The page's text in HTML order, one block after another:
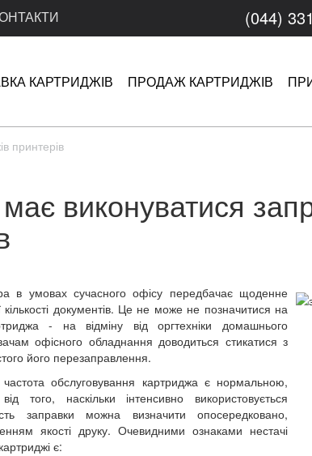
(044)
КАРТРИДЖІВ ПРОДАЖ КАРТРИДЖІВ
принтерів
виконуватися
в умовах сучасного офісу передбачає щоденне
кількості документів. Це не може не позначитися на
- на відміну від оргтехніки домашнього
офісного обладнання доводиться стикатися з
його перезаправлення.
обслуговування картриджа є нормальною,
того, наскільки інтенсивно використовується
заправки можна визначити опосередковано,
якості друку. Очевидними ознаками нестачі
є: